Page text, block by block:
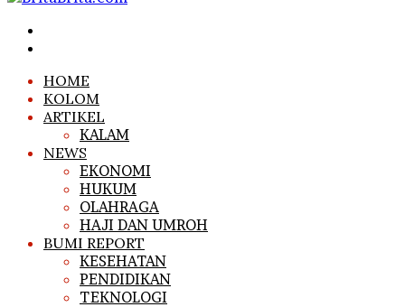
HOME
KOLOM
ARTIKEL
KALAM
NEWS
EKONOMI
HUKUM
OLAHRAGA
HAJI DAN UMROH
BUMI REPORT
KESEHATAN
PENDIDIKAN
TEKNOLOGI